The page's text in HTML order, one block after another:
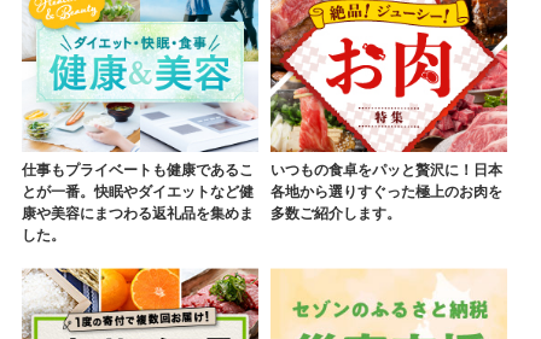
仕事もプライベートも健康であるこ
とが一番。快眠やダイエットなど健
康や美容にまつわる返礼品を集めま
した。
いつもの食卓をパッと贅沢に！日本
各地から選りすぐった極上のお肉を
多数ご紹介します。